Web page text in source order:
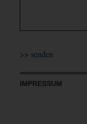
IMPRESSUM